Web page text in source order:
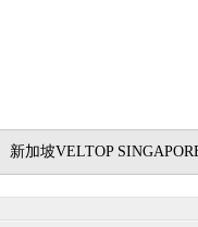
新加坡VELTOP